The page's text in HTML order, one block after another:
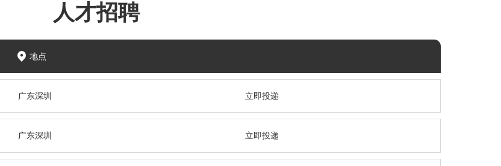
人才招聘
地点
广东深圳 立即投递
广东深圳 立即投递